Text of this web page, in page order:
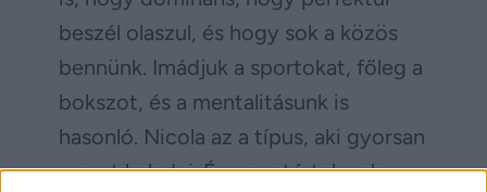
beszél olaszul, és hogy sok a közös
bennünk. Imádjuk a sportokat, főleg a
bokszot, és a mentalitásunk is
hasonló. Nicola az a típus, aki gyorsan
szeret haladni. Én egyetértek vele: